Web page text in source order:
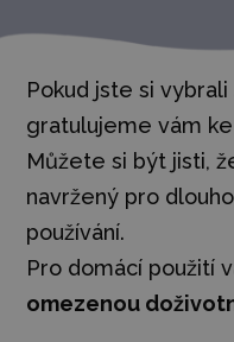
Pokud jste si vybrali
gratulujeme vám
Můžete si být jisti,
navržený pro
používání.
Pro domácí použití
omezenou